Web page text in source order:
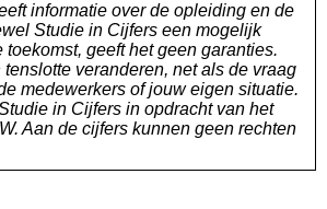
informatie over de opleiding en de
Studie in Cijfers een mogelijk
toekomst, geeft het geen garanties.
veranderen, net als de vraag
medewerkers of jouw eigen situatie.
in Cijfers in opdracht van het
Aan de cijfers kunnen geen rechten